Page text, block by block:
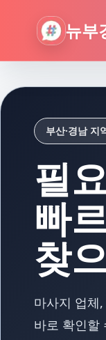
뉴부
부산·경남 지
필
빠
찾
마사지 업체
바로 확인할